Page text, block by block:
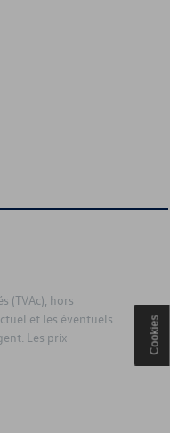
(TVAc), hors
et les éventuels
Les prix
Cookies